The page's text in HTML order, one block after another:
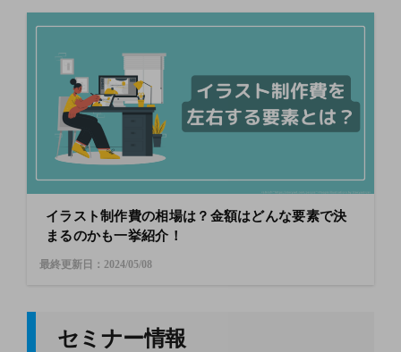
イラスト制作費の相場は？金額はどんな要素で決
まるのかも一挙紹介！
最終更新日：2024/05/08
セミナー情報